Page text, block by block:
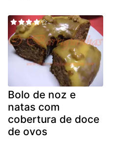
Bolo de noz e
natas com
cobertura de doce
de ovos